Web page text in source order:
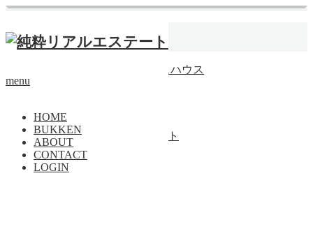
menu
HOME
BUKKEN
ABOUT
CONTACT
LOGIN
長柄小学校
【成約済】思い出のテラスハウス
Copyright ©純粋リアルエステート
PAGE TOP